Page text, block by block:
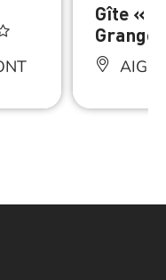
Gîte «
Grange